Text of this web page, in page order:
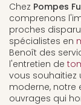
Chez Pompes
comprenons
proches
spécialistes en
Benoît des
l'entretien de
vous souhaitiez
moderne, notre
ouvrages qui